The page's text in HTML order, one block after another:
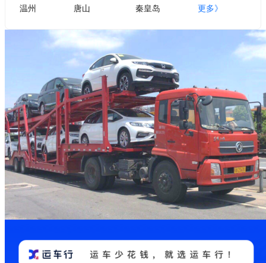
温州
唐山 秦皇岛 更多》